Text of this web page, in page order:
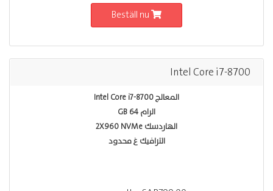
Intel Core i7-8700
المعالج Intel Core i7-8700
الرام 64 GB
الهاردسك 2X960 NVMe
الترافيك غ محدود